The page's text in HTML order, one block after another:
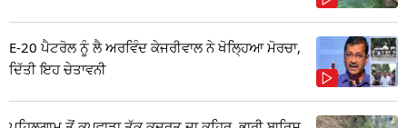
E-20 ਪੈਟਰੋਲ ਨੂੰ ਲੈ ਅਰਵਿੰਦ ਕੇਜਰੀਵਾਲ ਨੇ ਖੋਲ੍ਹਿਆ ਮੋਰਚਾ,
ਦਿੱਤੀ ਇਹ ਚੇਤਾਵਨੀ